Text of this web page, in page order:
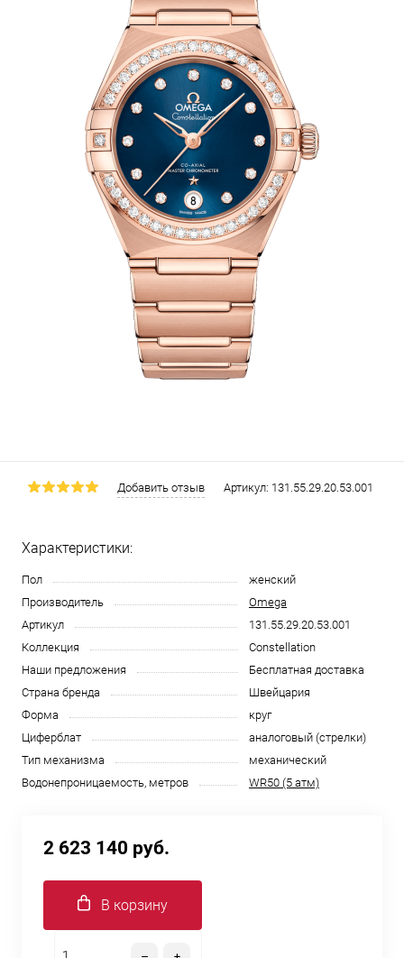
Добавить отзыв Артикул: 131.55.29.20.53.001
Характеристики:
Пол
женский
Производитель
Omega
Артикул
131.55.29.20.53.001
Коллекция
Constellation
Наши предложения
Бесплатная доставка
Страна бренда
Швейцария
Форма
круг
Циферблат
аналоговый (стрелки)
Тип механизма
механический
Водонепроницаемость, метров
WR50 (5 атм)
2 623 140 руб.
В корзину